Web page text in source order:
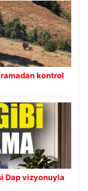
kontrol
Dap vizyonuyla